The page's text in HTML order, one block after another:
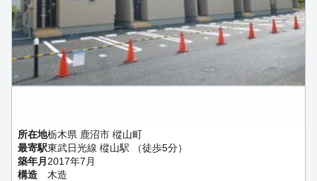
所在地栃木県 鹿沼市 樅山町
最寄駅東武日光線 樅山駅 （徒歩5分）
築年月2017年7月
構造
木造